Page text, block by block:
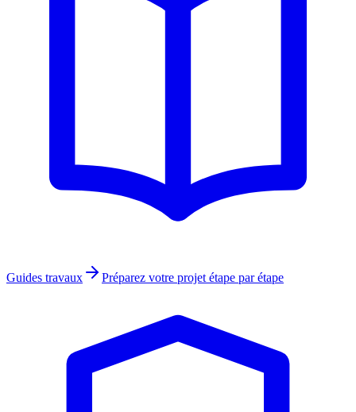
Guides travaux Préparez votre projet étape par étape